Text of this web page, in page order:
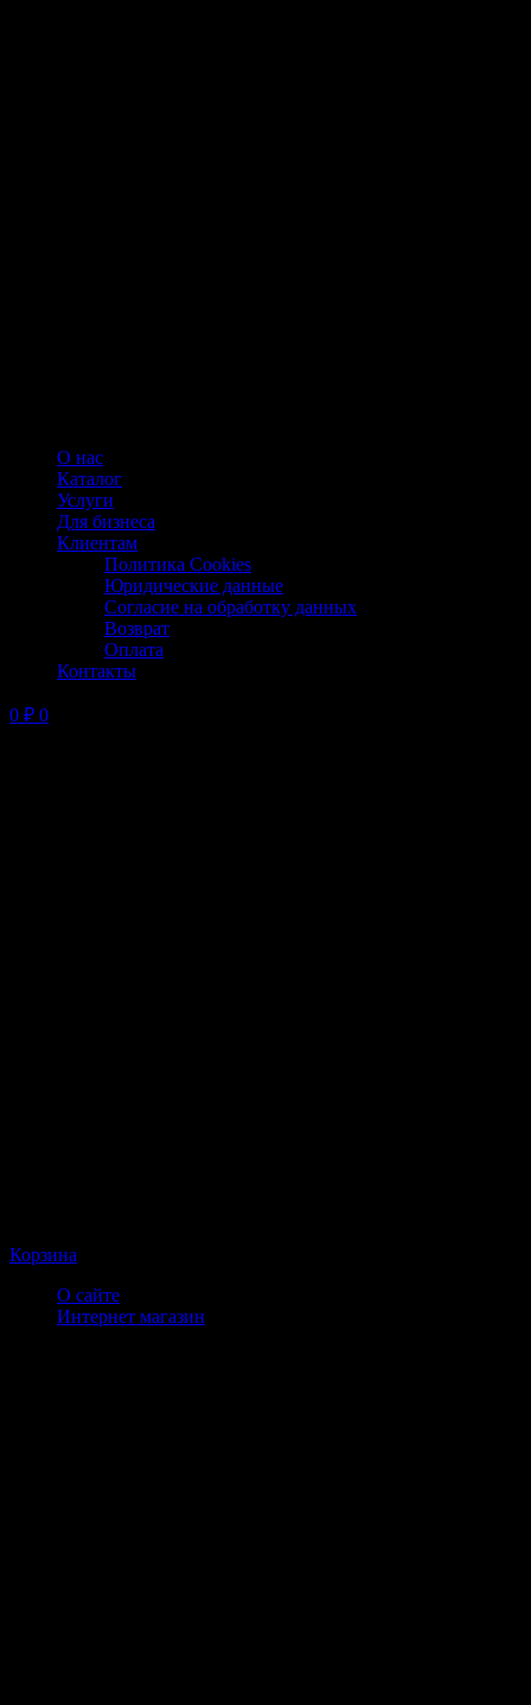
О нас
Каталог
Услуги
Для бизнеса
Клиентам
Политика Cookies
Юридические данные
Согласие на обработку данных
Возврат
Оплата
Контакты
0 ₽ 0
Корзина
О сайте
Интернет магазин